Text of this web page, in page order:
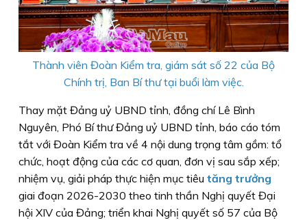
Thành viên Đoàn Kiểm tra, giám sát số 22 của Bộ
Chính trị, Ban Bí thư tại buổi làm việc.
Thay mặt Đảng uỷ UBND tỉnh, đồng chí Lê Bình
Nguyên, Phó Bí thư Đảng uỷ UBND tỉnh, báo cáo tóm
tắt với Đoàn Kiểm tra về 4 nội dung trọng tâm gồm: tổ
chức, hoạt động của các cơ quan, đơn vị sau sắp xếp;
nhiệm vụ, giải pháp thực hiện mục tiêu tăng trưởng
giai đoạn 2026-2030 theo tinh thần Nghị quyết Đại
hội XIV của Đảng; triển khai Nghị quyết số 57 của Bộ